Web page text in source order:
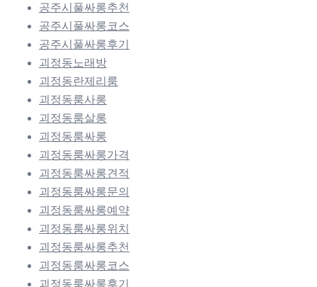
공주시풀싸롱추천
공주시풀싸롱코스
공주시풀싸롱후기
괴정동노래방
괴정동란제리룸
괴정동룸사롱
괴정동룸살롱
괴정동룸싸롱
괴정동룸싸롱가격
괴정동룸싸롱견적
괴정동룸싸롱문의
괴정동룸싸롱예약
괴정동룸싸롱위치
괴정동룸싸롱추천
괴정동룸싸롱코스
괴정동룸싸롱후기